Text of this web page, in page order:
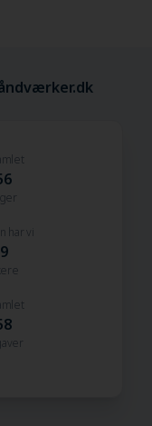
har vi